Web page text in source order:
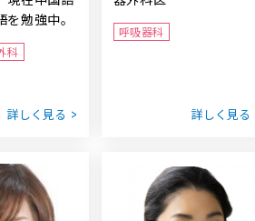
勉強中。
科
詳しく見る
呼吸器科
詳しく見る